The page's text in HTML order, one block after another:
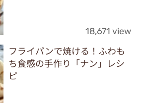
18,671 view
フライパンで焼ける！ふわも
ち食感の手作り「ナン」レシ
ピ